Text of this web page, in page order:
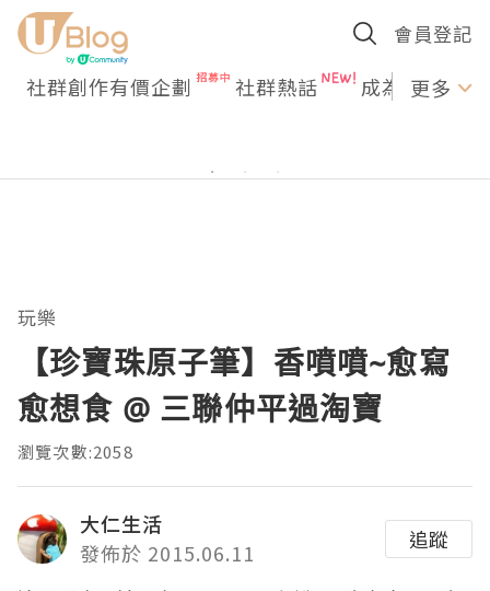
會員登記
社群創作有價企劃 社群熱話 成為U更多
玩樂
【珍寶珠原子筆】香噴噴~愈寫
愈想食 @ 三聯仲平過淘寶
瀏覽次數:2058
大仁生活
發佈於 2015.06.11
追蹤